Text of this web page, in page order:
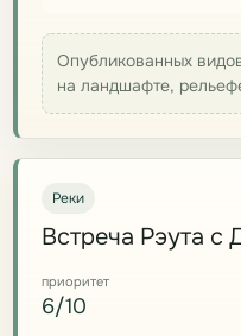
Опубликованных
на ландшафте,
Реки
Встреча Рэута с
приоритет
6/10